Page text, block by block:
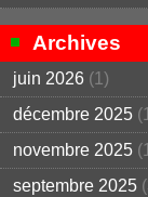
Archives
juin 2026 (1)
décembre 2025
novembre 2025
septembre 2025